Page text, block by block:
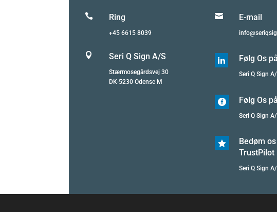
 Ring
+45 6615 8039
 Seri Q Sign A/S
Stærmosegårdsvej 30
DK-5230 Odense M
 E-mail
 Følg Os
Seri Q Sign
 Følg Os
Seri Q Sign

Bedøm
TrustPilot
Seri Q Sign